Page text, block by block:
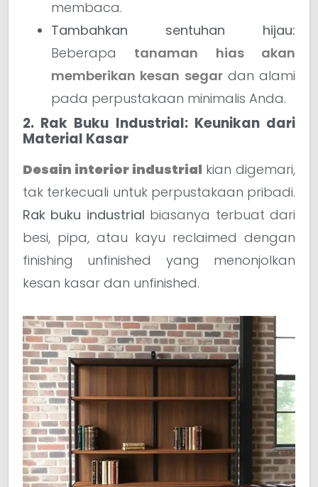
membaca.
Tambahkan sentuhan hijau:
Beberapa tanaman hias akan
memberikan kesan segardan alami
pada perpustakaan minimalis Anda.
2. Rak Buku Industrial: Keunikan dari
Material Kasar
Desain interior industrial kian digemari,
tak terkecuali untuk perpustakaan pribadi.
Rak buku industrial biasanya terbuat dari
besi, pipa, atau kayu reclaimed dengan
finishing unfinished yang menonjolkan
kesan kasar dan unfinished.